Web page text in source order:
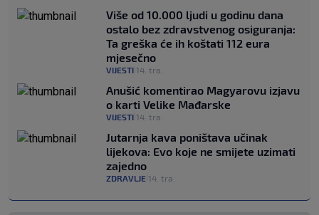
Više od 10.000 ljudi u godinu dana
ostalo bez zdravstvenog osiguranja:
Ta greška će ih koštati 112 eura
mjesečno
VIJESTI 14. tra.
Anušić komentirao Magyarovu izjavu
o karti Velike Mađarske
VIJESTI 14. tra.
Jutarnja kava poništava učinak
lijekova: Evo koje ne smijete uzimati
zajedno
ZDRAVLJE 14. tra.